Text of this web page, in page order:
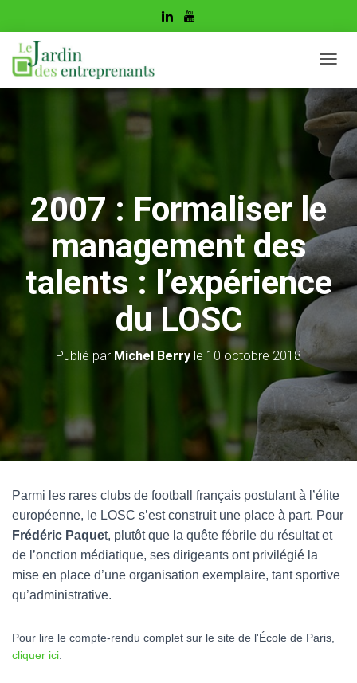
É
L
R
L
V
A
T
2007 : Formaliser le
management des
talents : l’expérience
du LOSC
Publié par Michel Berry le 10 octobre 2018
Parmi les rares clubs de football français postulant à l’élite
européenne, le LOSC s’est construit une place à part. Pour
Frédéric Paquet, plutôt que la quête fébrile du résultat et
de l’onction médiatique, ses dirigeants ont privilégié la
mise en place d’une organisation exemplaire, tant sportive
qu’administrative.
Pour lire le compte-rendu complet sur le site de l'École de Paris,
cliquer ici